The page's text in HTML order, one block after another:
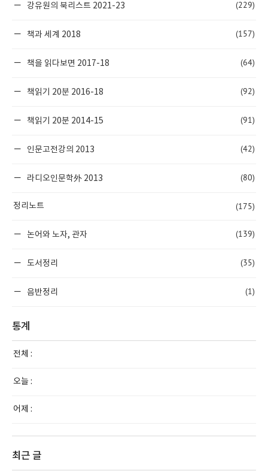
강유원의 북리스트 2021-23 (229)
책과 세계 2018 (157)
책을 읽다보면 2017-18 (64)
책읽기 20분 2016-18 (92)
책읽기 20분 2014-15 (91)
인문고전강의 2013 (42)
라디오인문학外 2013 (80)
정리노트 (175)
논어와 노자, 관자 (139)
도서정리 (35)
음반정리 (1)
통계
전체 :
오늘 :
어제 :
최근 글